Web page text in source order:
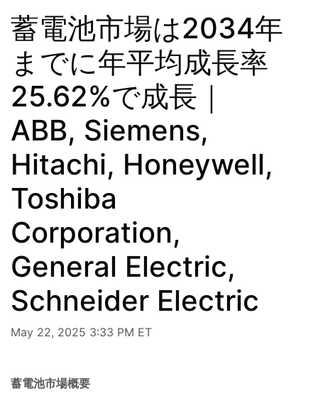
蓄電池市場は2034年
までに年平均成長率
25.62%で成長｜
ABB, Siemens,
Hitachi, Honeywell,
Toshiba
Corporation,
General Electric,
Schneider Electric
May 22, 2025 3:33 PM ET
蓄電池市場概要